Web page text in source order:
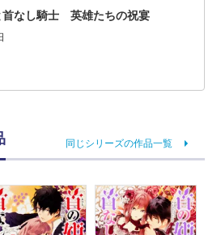
首なし騎士 英雄たちの祝宴
同じシリーズの作品一覧